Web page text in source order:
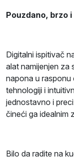
Pouzdano, brzo
Digitalni ispitivač
alat namijenjen za
napona u rasponu
tehnologiji i
jednostavno i
čineći ga idealnim
Bilo da radite na